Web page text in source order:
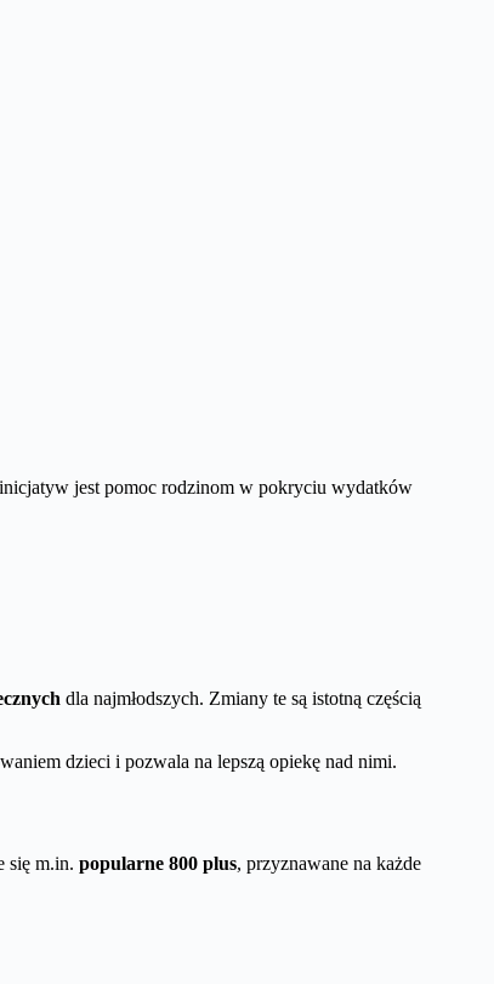
jest pomoc rodzinom w pokryciu wydatków
dla najmłodszych. Zmiany te są istotną częścią
dzieci i pozwala na lepszą opiekę nad nimi.
się m.in. popularne 800 plus, przyznawane na każde